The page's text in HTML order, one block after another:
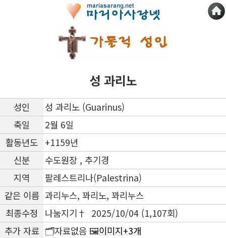
성 과리노
성인
성 과리노 (Guarinus)
축일
2월 6일
활동년도 +1159년
신분
수도원장 , 추기경
지역
팔레스트리나(Palestrina)
같은 이름 과리누스, 꽈리노, 꽈리누스
최종수정
나눔지기† 2025/10/04 (1,107회)
추가 자료 🗂️자료없음 🖼️이미지+3개